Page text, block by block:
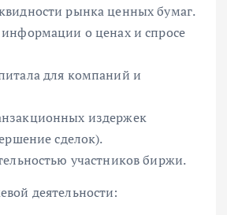
рынка ценных бумаг.
о ценах и спросе
для компаний и
издержек
сделок).
участников биржи.
деятельности: